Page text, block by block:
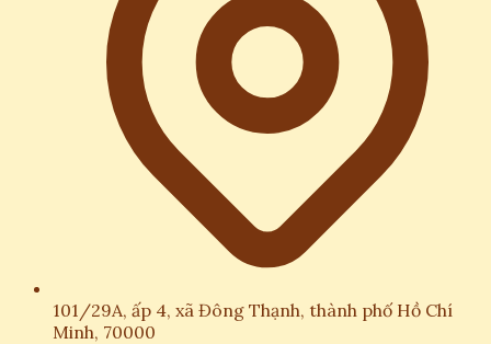
101/29A, ấp 4, xã Đông Thạnh, thành phố Hồ Chí
Minh, 70000